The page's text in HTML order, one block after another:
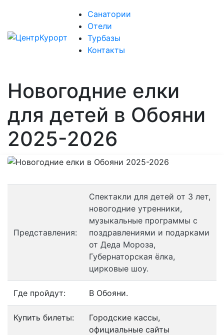
Санатории
Отели
Турбазы
Контакты
Новогодние елки
для детей в Обояни
2025-2026
Представления:
Спектакли для детей от 3 лет,
новогодние утренники,
музыкальные программы с
поздравлениями и подарками
от Деда Мороза,
Губернаторская ёлка,
цирковые шоу.
Где пройдут: В Обояни.
Купить билеты:
Городские кассы,
официальные сайты